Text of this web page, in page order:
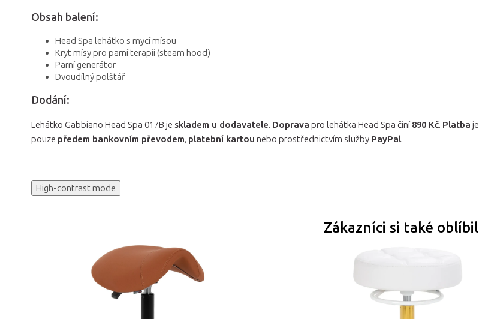
Obsah balení:
Head Spa lehátko s mycí mísou
Kryt mísy pro parní terapii (steam hood)
Parní generátor
Dvoudílný polštář
Dodání:
Lehátko Gabbiano Head Spa 017B je skladem u dodavatele. Doprava pro lehátka Head Spa činí890 Kč. Platba
pouze předem bankovním převodem, platební kartou nebo prostřednictvím služby PayPal.
High-contrast mode
Zákazníci si také